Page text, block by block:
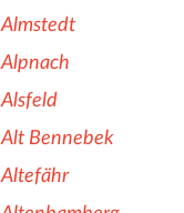
Almstedt
Alpnach
Alsfeld
Alt Bennebek
Altefähr